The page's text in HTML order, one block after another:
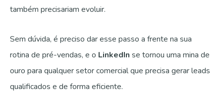
também precisariam evoluir.
Sem dúvida, é preciso dar esse passo a frente na sua
rotina de pré-vendas, e o LinkedIn se tornou uma mina de
ouro para qualquer setor comercial que precisa gerar leads
qualificados e de forma eficiente.